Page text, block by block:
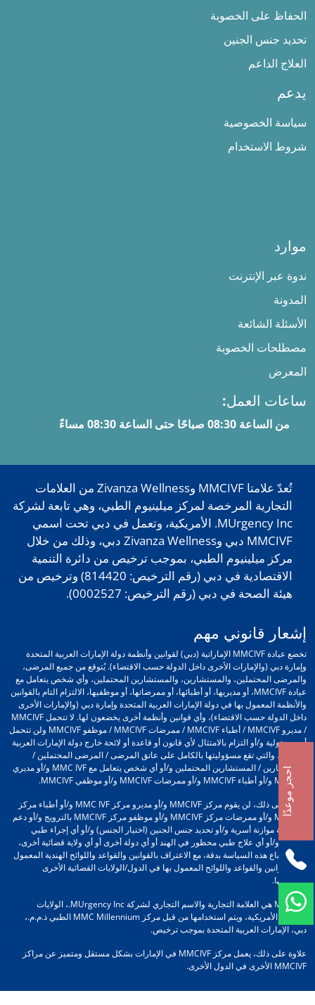
الحفاظ على الخصوبة
تحديد جنس الجنين
العلاج الداعم
يدعم
سياسة الخصوصية
شروط الاستخدام
موارد
ندوة عبر الإنترنت
المدونة
الأسئلة الشائعة
مصطلحات الخصوبة
المعرض
ساعات العمل:
من الساعة 08:30 صباحًا حتى الساعة 08:30 مساءً
احجز موعدًا
تُعدّ علامتا MMCIVF وZivanza Wellness من العلامات
التجارية المرخصة لمركز ميلينيوم الطبي، وهي تابعة لشركة
MUrgency Inc. الأمريكية، وتعمل في دبي تحت اسمي
MMCIVF دبي وZivanza Wellness دبي، وذلك من خلال
مركز ميلينيوم الطبي، بموجب ترخيص من دائرة التنمية
الاقتصادية في دبي (رقم الترخيص: 814420) وترخيص من
هيئة الصحة في دبي (رقم الترخيص: 0002527).
إشعار قانوني مهم
تخضع عيادة MMCIVF الإماراتية (دبي) لقوانين وأنظمة دولة الإمارات العربية المتحدة
وإمارة دبي (والإمارات الأخرى داخل الدولة حسب الاقتضاء). يُتوقع من جميع المرضى،
والمرضى المحتملين، والمستشارين، والمستشارين المحتملين، وأي شخص يتعامل مع
عيادة MMCIVF، أو مديريها، أو أطبائها، أو ممرضاتها، أو موظفيها، الالتزام التام بالقوانين
والأنظمة المعمول بها في دولة الإمارات العربية المتحدة وإمارة دبي (والإمارات الأخرى
داخل الدولة حسب الاقتضاء)، وأي قوانين وأنظمة أخرى يخضعون لها. لا تتحمل MMCIVF
/ مديرو MMCIVF / أطباء MMCIVF / ممرضات MMCIVF / موظفو MMCIVF ولن تتحمل
أي مسؤولية و/أو التزام بالامتثال لأي قانون أو قاعدة أو لائحة خارج دولة الإمارات العربية
المتحدة، والتي تقع مسؤوليتها بالكامل على عاتق المرضى / المرضى المحتملين /
المستشارين / المستشارين المحتملين و/أو أي شخص يتعامل مع MMC IVF و/أو مديري
MMCIVF و/أو أطباء MMCIVF و/أو ممرضات MMCIVF و/أو موظفي MMCIVF.
علاوة على ذلك، لن يقوم مركز MMCIVF و/أو مديرو مركز MMC IVF و/أو أطباء مركز
MMCIVF و/أو ممرضات مركز MMCIVF و/أو موظفو مركز MMCIVF بالترويج و/أو دعم
أي عملية موازنة أسرية و/أو تحديد جنس الجنين (اختيار الجنس) و/أو أي إجراء طبي
محظور و/أو أي علاج طبي محظور في الهند أو أي دولة أخرى أو أي ولاية قضائية أخرى،
وذلك باتباع هذه السياسة بدقة، مع الاعتراف بالقوانين والقواعد واللوائح الهندية المعمول
بها والقوانين والقواعد واللوائح المعمول بها في الدول/الولايات القضائية الأخرى
واحترامها.
MMCIVF هي العلامة التجارية والاسم التجاري لشركة MUrgency Inc.، الولايات
المتحدة الأمريكية، ويتم استخدامها من قبل مركز MMC Millennium الطبي ذ.م.م.،
دبي، الإمارات العربية المتحدة بموجب ترخيص.
علاوة على ذلك، يعمل مركز MMCIVF في الإمارات بشكل مستقل ومتميز عن مراكز
MMCIVF الأخرى في الدول الأخرى.